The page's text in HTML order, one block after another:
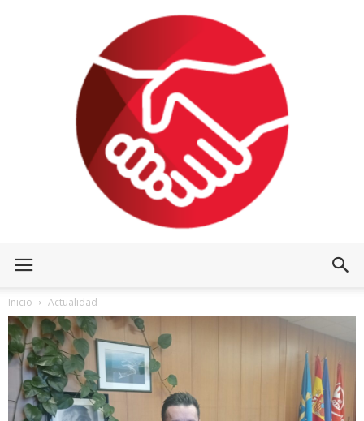
Inicio Actualidad